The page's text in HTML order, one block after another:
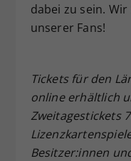
dabei zu sein.
unserer Fans!
Tickets für den
online erhältlich
Zweitagestickets
Besitzer:innen